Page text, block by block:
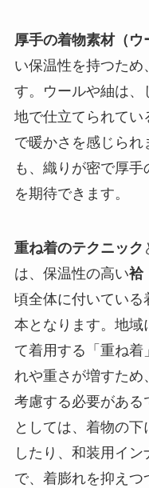
厚手の着物素材（ウ
い保温性を持つた
す。ウールや紬は、
地で仕立てられてい
で暖かさを感じられ
も、織りが密で厚
を期待できます。
重ね着のテクニック
は、保温性の高い袷
頃全体に付いている
本となります。地
て着用する「重ね
れや重さが増すため
考慮する必要があ
としては、着物の
したり、和装用イ
で、着膨れを抑えつ